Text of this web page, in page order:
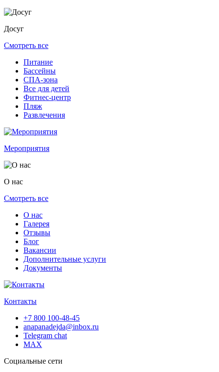
Досуг
Смотреть все
Питание
Бассейны
СПА-зона
Все для детей
Фитнес-центр
Пляж
Развлечения
Мероприятия
О нас
Смотреть все
О нас
Галерея
Отзывы
Блог
Вакансии
Дополнительные услуги
Документы
Контакты
+7 800 100-48-45
anapanadejda@inbox.ru
Telegram chat
MAX
Социальные сети